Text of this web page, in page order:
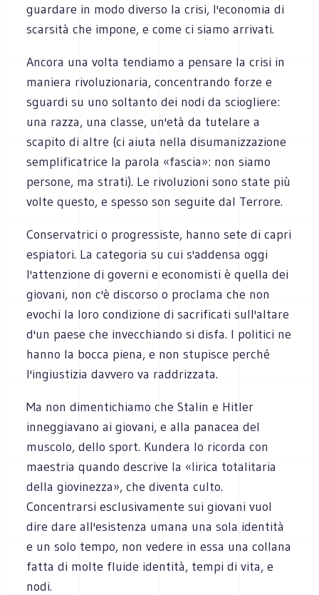
guardare in modo diverso la crisi, l'economia di
scarsità che impone, e come ci siamo arrivati.
Ancora una volta tendiamo a pensare la crisi in
maniera rivoluzionaria, concentrando forze e
sguardi su uno soltanto dei nodi da sciogliere:
una razza, una classe, un'età da tutelare a
scapito di altre (ci aiuta nella disumanizzazione
semplificatrice la parola «fascia»: non siamo
persone, ma strati). Le rivoluzioni sono state più
volte questo, e spesso son seguite dal Terrore.
Conservatrici o progressiste, hanno sete di capri
espiatori. La categoria su cui s'addensa oggi
l'attenzione di governi e economisti è quella dei
giovani, non c'è discorso o proclama che non
evochi la loro condizione di sacrificati sull'altare
d'un paese che invecchiando si disfa. I politici ne
hanno la bocca piena, e non stupisce perché
l'ingiustizia davvero va raddrizzata.
Ma non dimentichiamo che Stalin e Hitler
inneggiavano ai giovani, e alla panacea del
muscolo, dello sport. Kundera lo ricorda con
maestria quando descrive la «lirica totalitaria
della giovinezza», che diventa culto.
Concentrarsi esclusivamente sui giovani vuol
dire dare all'esistenza umana una sola identità
e un solo tempo, non vedere in essa una collana
fatta di molte fluide identità, tempi di vita, e
nodi.